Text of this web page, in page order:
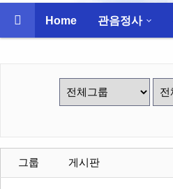
Home 관음정사
그룹 게시판